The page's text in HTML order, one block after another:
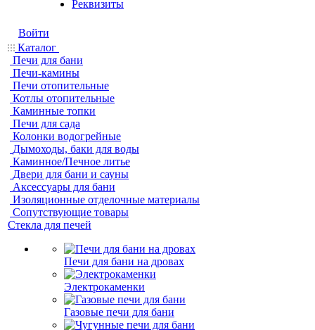
Реквизиты
Войти
Каталог
Печи для бани
Печи-камины
Печи отопительные
Котлы отопительные
Каминные топки
Печи для сада
Колонки водогрейные
Дымоходы, баки для воды
Каминное/Печное литье
Двери для бани и сауны
Аксессуары для бани
Изоляционные отделочные материалы
Сопутствующие товары
Стекла для печей
Печи для бани на дровах
Электрокаменки
Газовые печи для бани